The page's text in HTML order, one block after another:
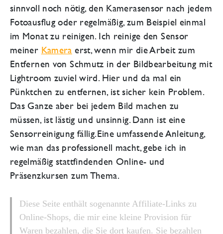
sinnvoll noch nötig, den Kamerasensor nach jedem
Fotoausflug oder regelmäßig, zum Beispiel einmal
im Monat zu reinigen. Ich reinige den Sensor
meiner Kamera erst, wenn mir die Arbeit zum
Entfernen von Schmutz in der Bildbearbeitung mit
Lightroom zuviel wird. Hier und da mal ein
Pünktchen zu entfernen, ist sicher kein Problem.
Das Ganze aber bei jedem Bild machen zu
müssen, ist lästig und unsinnig. Dann ist eine
Sensorreinigung fällig.Eine umfassende Anleitung,
wie man das professionell macht, gebe ich in
regelmäßig stattfindenden Online- und
Präsenzkursen zum Thema.
Diese Seite enthält sogenannte Affiliate-Links zu
Online-Shops, die mir eine kleine Provision für
Waren bezahlen, die Sie dort kaufen. Sie bezahlen